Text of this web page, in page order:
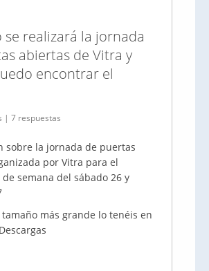
se realizará la jornada
abiertas de Vitra y
encontrar el
| 7 respuestas
sobre la jornada de puertas
por Vitra para el
semana del sábado 26 y
más grande lo tenéis en